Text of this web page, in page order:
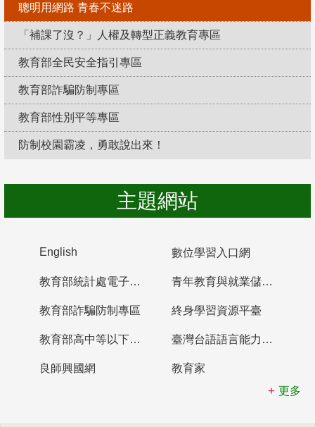
聰明用網路 青春不迷路
「補課了沒？」人權及轉型正義教育專區
教育部全民安全指引專區
教育部詐騙防制專區
教育部性別平等專區
防制校園霸凌，勇敢說出來！
主題網站
English 數位學習入口網
教育部統計處電子書櫃 青年教育與就業儲蓄帳戶
教育部詐騙防制專區 終身學習資源平臺
教育部高中等以下學校及幼兒園教師資格檢定考試 臺灣台語語言能力認證網站
良師興國網
教育家
更多